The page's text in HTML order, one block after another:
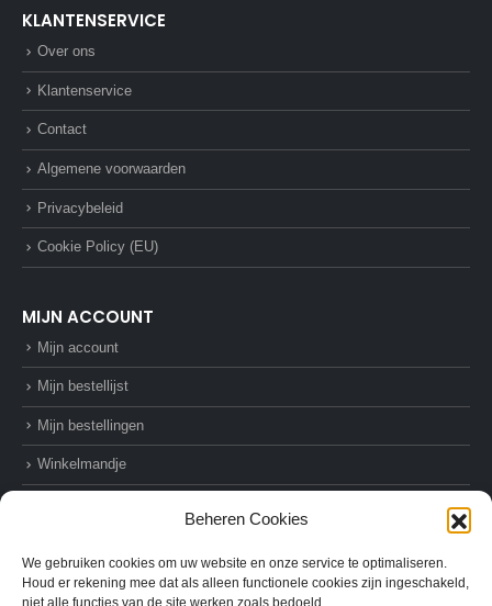
Beheren Cookies
We gebruiken cookies om uw website en onze service te optimaliseren.
Houd er rekening mee dat als alleen functionele cookies zijn ingeschakeld,
niet alle functies van de site werken zoals bedoeld.
KLANTENSERVICE
Over ons
Klantenservice
Contact
Algemene voorwaarden
Privacybeleid
Cookie Policy (EU)
MIJN ACCOUNT
Mijn account
Mijn bestellijst
Mijn bestellingen
Winkelmandje